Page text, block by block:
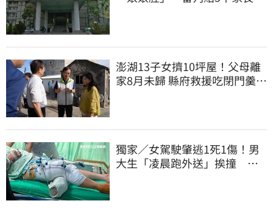
澎湖13子女擠10坪屋！父母離
家8月未歸 縣府救援吃閉門羹原
獨家／女駕駛肇逃1死1傷！男
大生「凌晨跑外送」挨撞 媽